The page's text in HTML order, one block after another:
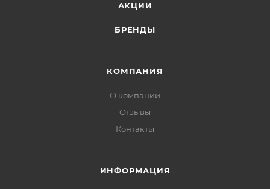
АКЦИИ
БРЕНДЫ
КОМПАНИЯ
О компании
Отзывы
Контакты
ИНФОРМАЦИЯ